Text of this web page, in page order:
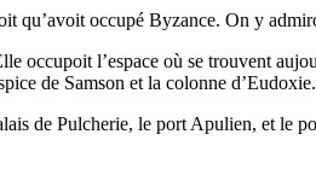
qu’avoit occupé Byzance. On y
occupoit l’espace où se trouvent
de Samson et la colonne d’Eudoxie.
de Pulcherie, le port Apulien, et le